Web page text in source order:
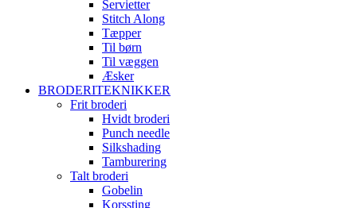
Servietter
Stitch Along
Tæpper
Til børn
Til væggen
Æsker
BRODERITEKNIKKER
Frit broderi
Hvidt broderi
Punch needle
Silkshading
Tamburering
Talt broderi
Gobelin
Korssting